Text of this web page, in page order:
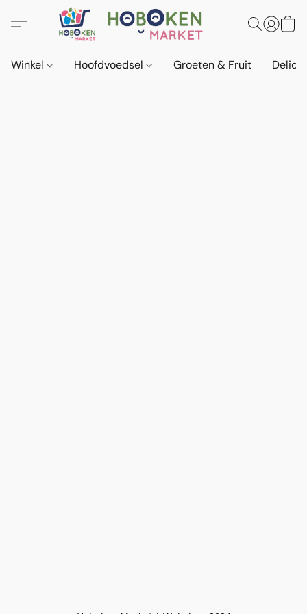
Winkel Hoofdvoedsel Groeten & Fruit